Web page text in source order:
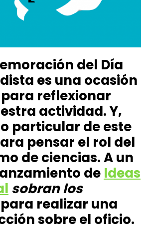
del Día
es una ocasión
reflexionar
actividad. Y,
particular de este
pensar el rol del
de ciencias. A un
de Ideas
sobran los
realizar una
sobre el oficio.